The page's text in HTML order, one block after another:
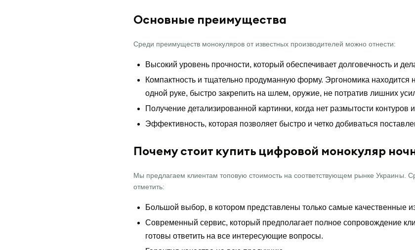
Основные преимущества
Среди преимуществ монокуляров от известных производителей можно отнести:
Высокий уровень прочности, который обеспечивает долговечность и
Компактность и тщательно продуманную форму. Эргономика
одной руке, быстро закрепить на шлем, оружие, не потратив лишних
Получение детализированной картинки, когда нет размытости контуров
Эффективность, которая позволяет быстро и четко добиваться
Почему стоит купить цифровой монокуляр
Мы предлагаем клиентам топовую стоимость на соответствующем рынке Украины.
отметить:
Большой выбор, в котором представлены только самые качественные
Современный сервис, который предполагает полное сопровождение
готовы ответить на все интересующие вопросы.